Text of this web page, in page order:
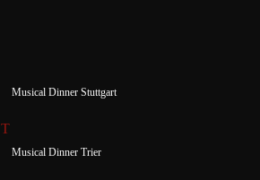
Musical Dinner Stuttgart
T
Musical Dinner Trier